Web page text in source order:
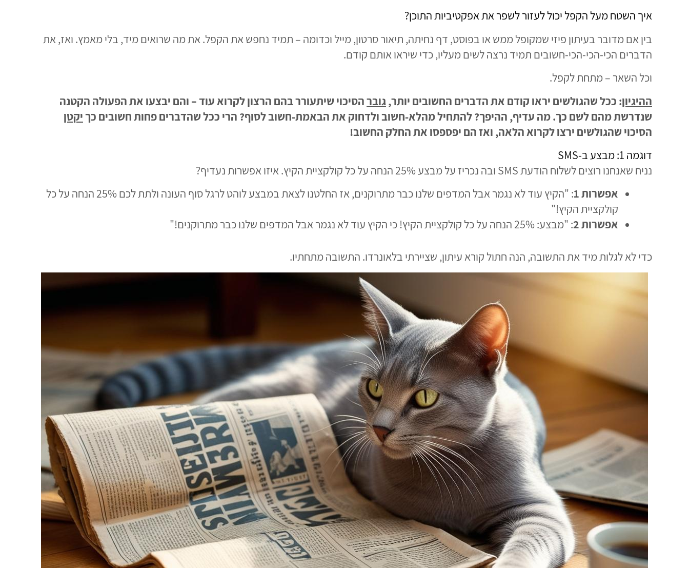
איך השטח מעל הקפל יכול לעזור לשפר את אפקטיביות התוכן?
בין אם מדובר בעיתון פיזי שמקופל ממש או בפוסט, דף נחיתה, תיאור סרטון, מייל וכדומה – תמיד נחפש את הקפל. את מה שרואים מיד, בלי מאמץ. ואז, את
הדברים הכי-הכי-הכי-חשובים תמיד נרצה לשים מעליו, כדי שיראו אותם קודם.
וכל השאר – מתחת לקפל.
ההיגיון: ככל שהגולשים יראו קודם את הדברים החשובים יותר,גוברהסיכוי שיתעורר בהם הרצון לקרוא עוד – והם יבצעו את הפעולה הקטנה
שנדרשת מהם לשם כך. מה עדיף, ההיפך? להתחיל מהלא-חשוב ולדחוק את הבאמת-חשוב לסוף? הרי ככל שהדברים פחות חשובים כךיקטן
הסיכוי שהגולשים ירצו לקרוא הלאה, ואז הם יפספסו את החלק החשוב!
דוגמה 1: מבצע ב-SMS
נניח שאנחנו רוצים לשלוח הודעת SMS ובה נכריז על מבצע 25% הנחה על כל קולקציית הקיץ. איזו אפשרות נעדיף?
אפשרות 1
: "הקיץ עוד לא נגמר אבל המדפים שלנו כבר מתרוקנים, אז החלטנו לצאת במבצע לוהט לרגל סוף העונה ולתת לכם 25% הנחה על כל
קולקציית הקיץ!"
אפשרות 2
: "מבצע: 25% הנחה על כל קולקציית הקיץ! כי הקיץ עוד לא נגמר אבל המדפים שלנו כבר מתרוקנים!"
כדי לא לגלות מיד את התשובה, הנה חתול קורא עיתון, שציירתי בלאונרדו. התשובה מתחתיו.